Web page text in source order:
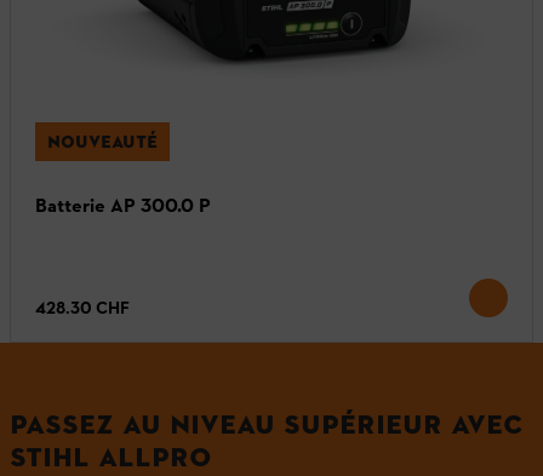
NOUVEAUTÉ
Batterie AP 300.0 P
428.30 CHF
PASSEZ AU NIVEAU SUPÉRIEUR AVEC
STIHL ALLPRO